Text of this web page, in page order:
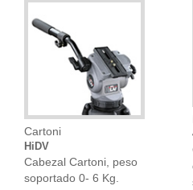
Cartoni
HiDV
Cabezal Cartoni, peso
soportado 0- 6 Kg.